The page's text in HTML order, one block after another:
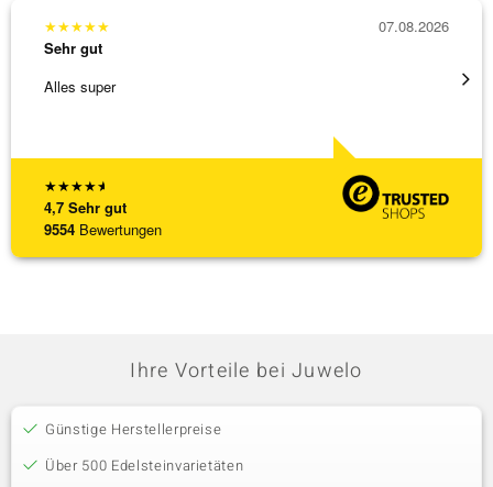
★★★★★
4,7 Sehr gut
9554 Bewertungen
★★★★★
Sehr gut
Alles super
07.08.2026
Ihre Vorteile bei Juwelo
Günstige Herstellerpreise
Über 500 Edelsteinvarietäten